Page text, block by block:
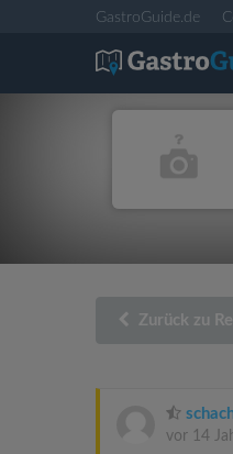
GastroGuide.de
Zurück zu
vor 14